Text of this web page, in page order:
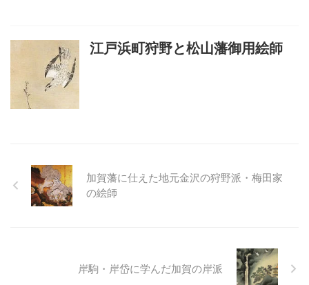
江戸浜町狩野と松山藩御用絵師
加賀藩に仕えた地元金沢の狩野派・梅田家
の絵師
岸駒・岸岱に学んだ加賀の岸派